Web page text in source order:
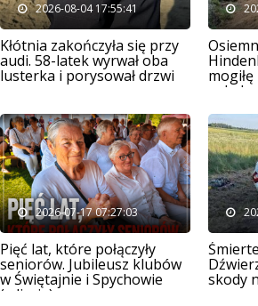
2026-08-04 17:55:41
Kłótnia zakończyła się przy
audi. 58-latek wyrwał oba
lusterka i porysował drzwi
2026-07-17 07:27:03
Pięć lat, które połączyły
seniorów. Jubileusz klubów
w Świętajnie i Spychowie
(zdjęcia)
skody